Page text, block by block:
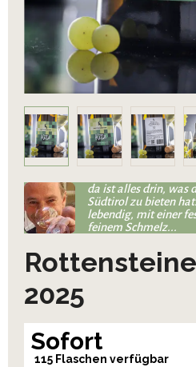
da ist alles drin, was
Südtirol zu bieten
lebendig, mit einer
feinem Schmelz...
2025
Sofort
115 Flaschen verfügbar